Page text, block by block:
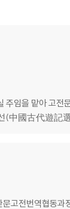
임을 맡아 고전
(中國古代遊記
고전번역협동